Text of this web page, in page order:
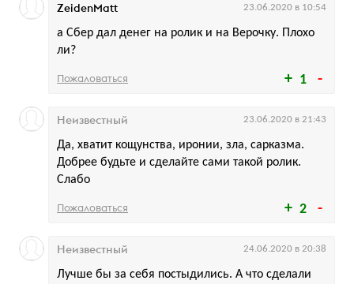
1
а Сбер дал денег на ролик и на Верочку. Плохо
ли?
ZeidenMatt 23.06.2020 в 10:54
Пожаловаться
2
Да, хватит кощунства, иронии, зла, сарказма.
Добрее будьте и сделайте сами такой ролик.
Слабо
Неизвестный 23.06.2020 в 21:43
Пожаловаться
Лучше бы за себя постыдились. А что сделали
Неизвестный 24.06.2020 в 20:38